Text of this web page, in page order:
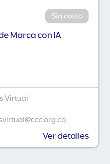
Sin costo
Marca con IA
Virtual
Ver detalles